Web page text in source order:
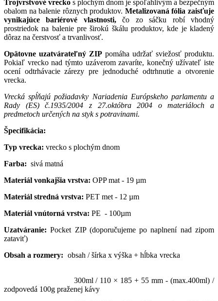
Trojvrstvové vrecko s plochým dnom je spoľahlivým a bezpečným
obalom na balenie rôznych produktov. Metalizovaná fólia zaisťuje
vynikajúce bariérové vlastnosti,čo zo sáčku robí vhodný
prostriedok na balenie pre širokú škálu produktov, kde je kladený
dôraz na čerstvosť a trvanlivosť.
Opätovne uzatvárateľný ZIP pomáha udržať sviežosť produktu.
Pokiaľ vrecko nad týmto uzáverom zavaríte, konečný užívateľ iste
ocení odtrhávacie zárezy pre jednoduché odtrhnutie a otvorenie
vrecka.
Vrecká spĺňajú požiadavky Nariadenia Európskeho parlamentu a
Rady (ES) č.1935/2004 z 27.októbra 2004 o materiáloch a
predmetoch určených na styk s potravinami.
Špecifikácia:
Typ vrecka: vrecko s plochým dnom
Farba: sivá matná
Materiál vonkajšia vrstva: OPP mat - 19 µm
Materiál stredná vrstva: PET met - 12 µm
Materiál vnútorná vrstva: PE - 100µm
Uzatváranie: Pocket ZIP (doporučujeme po naplnení nad zipom
zataviť)
Obsah a rozmery: obsah / šírka x výška + hĺbka vrecka
300ml / 110 × 185 + 55 mm - (max.400ml) /
zodpovedá 100g praženej kávy